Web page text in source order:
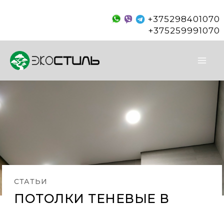
+375298401070
+375259991070
СТАТЬИ
ПОТОЛКИ ТЕНЕВЫЕ В